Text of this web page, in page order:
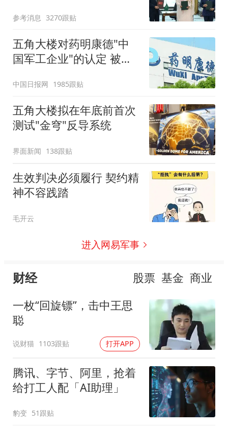
参考消息 3270跟贴
五角大楼对药明康德"中
国军工企业"的认定 被法
中国日报网 1985跟贴
五角大楼拟在年底前首次
测试"金穹"反导系统
界面新闻 138跟贴
生效判决必须履行 契约精
神不容践踏
毛开云
进入网易军事
财经 股票 基金 商业
一枚“回旋镖”，击中王思
聪
说财猫 1103跟贴 打开APP
腾讯、字节、阿里，抢着
给打工人配「AI助理」
豹变 51跟贴